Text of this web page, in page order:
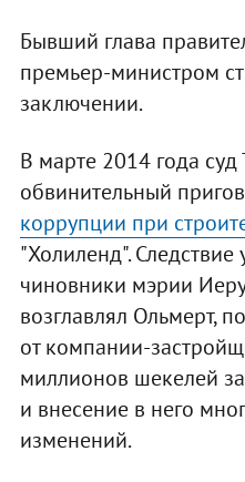
Бывший глава
премьер-министром
заключении.
В марте 2014 года суд
обвинительный
коррупции при
"Холиленд". Следствие
чиновники мэрии
возглавлял Ольмерт,
от компании-
миллионов шекелей
и внесение в него
изменений.